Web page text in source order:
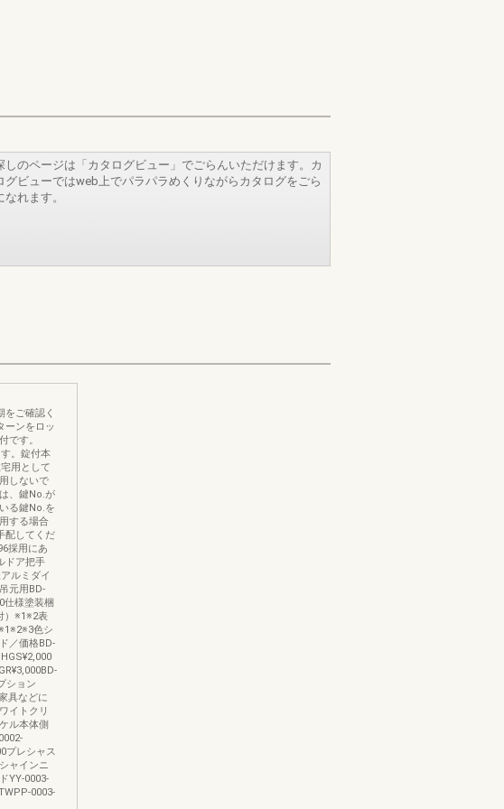
しのページは「カタログビュー」でごらんいただけます。カ
グビューではweb上でパラパラめくりながらカタログをごら
なれます。
ご確認く
ンをロッ
です。
。錠付本
用として
しないで
、鍵No.が
る鍵No.を
する場合
配してくだ
採用にあ
ドア把手
ルミダイ
元用BD-
仕様塗装梱
）※1※2表
色シ
／価格BD-
ション
具などに
イトクリ
ル本体側
プレシャス
ャインニ
YY-0003-
0003-